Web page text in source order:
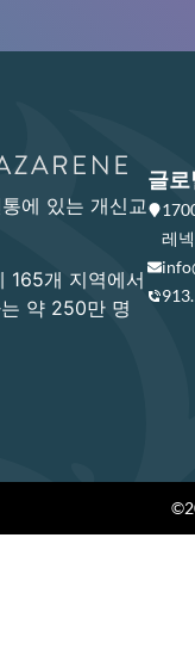
에 있는 개신교
165개 지역에서
약 250만 명
글로
레